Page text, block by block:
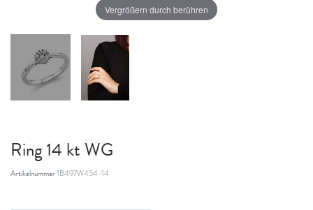
Vergrößern durch berühren
Ring 14 kt WG
Artikelnummer1B497W454-14